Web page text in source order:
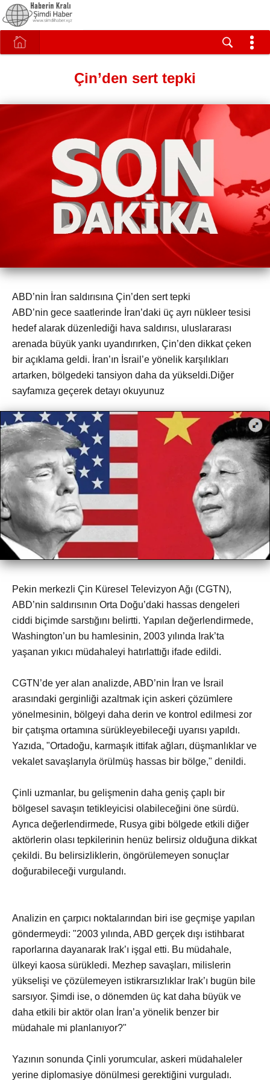
Çin’den sert tepki
ABD’nin İran saldırısına Çin’den sert tepki
ABD’nin gece saatlerinde İran’daki üç ayrı nükleer tesisi
hedef alarak düzenlediği hava saldırısı, uluslararası
arenada büyük yankı uyandırırken, Çin’den dikkat çeken
bir açıklama geldi. İran’ın İsrail’e yönelik karşılıkları
artarken, bölgedeki tansiyon daha da yükseldi.Diğer
sayfamıza geçerek detayı okuyunuz
Pekin merkezli Çin Küresel Televizyon Ağı (CGTN),
ABD’nin saldırısının Orta Doğu’daki hassas dengeleri
ciddi biçimde sarstığını belirtti. Yapılan değerlendirmede,
Washington’un bu hamlesinin, 2003 yılında Irak’ta
yaşanan yıkıcı müdahaleyi hatırlattığı ifade edildi.
CGTN’de yer alan analizde, ABD’nin İran ve İsrail
arasındaki gerginliği azaltmak için askeri çözümlere
yönelmesinin, bölgeyi daha derin ve kontrol edilmesi zor
bir çatışma ortamına sürükleyebileceği uyarısı yapıldı.
Yazıda, "Ortadoğu, karmaşık ittifak ağları, düşmanlıklar ve
vekalet savaşlarıyla örülmüş hassas bir bölge," denildi.
Çinli uzmanlar, bu gelişmenin daha geniş çaplı bir
bölgesel savaşın tetikleyicisi olabileceğini öne sürdü.
Ayrıca değerlendirmede, Rusya gibi bölgede etkili diğer
aktörlerin olası tepkilerinin henüz belirsiz olduğuna dikkat
çekildi. Bu belirsizliklerin, öngörülemeyen sonuçlar
doğurabileceği vurgulandı.
Analizin en çarpıcı noktalarından biri ise geçmişe yapılan
göndermeydi: "2003 yılında, ABD gerçek dışı istihbarat
raporlarına dayanarak Irak’ı işgal etti. Bu müdahale,
ülkeyi kaosa sürükledi. Mezhep savaşları, milislerin
yükselişi ve çözülemeyen istikrarsızlıklar Irak’ı bugün bile
sarsıyor. Şimdi ise, o dönemden üç kat daha büyük ve
daha etkili bir aktör olan İran’a yönelik benzer bir
müdahale mi planlanıyor?"
Yazının sonunda Çinli yorumcular, askeri müdahaleler
yerine diplomasiye dönülmesi gerektiğini vurguladı.